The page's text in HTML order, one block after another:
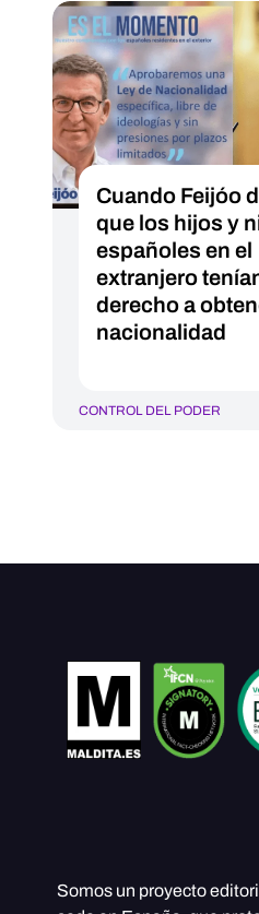
Cuando Feijóo
que los hijos y
españoles en el
extranjero
derecho a
nacionalidad
CONTROL DEL PODER
Somos un proyecto